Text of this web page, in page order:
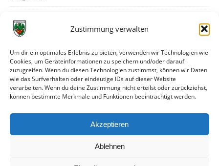
Zustimmung verwalten
Um dir ein optimales Erlebnis zu bieten, verwenden wir Technologien wie
Cookies, um Geräteinformationen zu speichern und/oder darauf
zuzugreifen. Wenn du diesen Technologien zustimmst, können wir Daten
wie das Surfverhalten oder eindeutige IDs auf dieser Website
verarbeiten. Wenn du deine Zustimmung nicht erteilst oder zurückziehst,
können bestimmte Merkmale und Funktionen beeinträchtigt werden.
Akzeptieren
Ablehnen
31. Juli 2026
30. Juli 2026
Deine Spielminute: 89+1
28. Juli 2026
Neuer Rückensponsor
Neue Podcast-Folge: So tickt Björn!
27. Juli 2026